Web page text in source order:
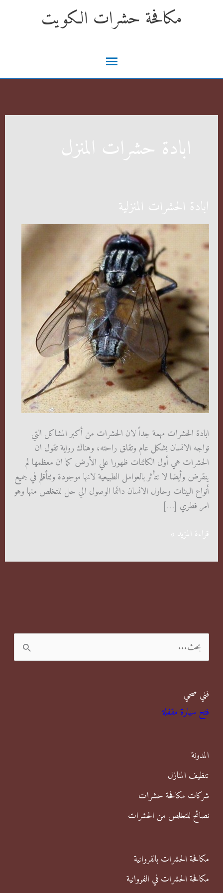
مكافحة حشرات الكويت
القائمة
الرئيسية
ابادة حشرات المنزل
ابادة الحشرات المنزلية
ابادة الحشرات مهمة جداً لان الحشرات من أكبر المشاكل التي
تواجه الانسان بشكل عام وتقلق راحته، وهناك رواية تقول ان
الحشرات هي أول الكائنات ظهورا علي الأرض كما ان معظمها لم
ينقرض وأيضا لا تتأثر بالعوامل الطبيعية لانها موجودة وتتأقلم في جميع
أنواع البيئات وحاول الانسان دائما الوصول الي حل للتخلص منها وهو
امر فطري […]
ابادة
المنزلية
قراءة المزيد »
ل
ح
ث
ن
فني صحي
فتح سيارة مقفلة
المدونة
تنظيف المنازل
شركات مكافحة حشرات
نصائح للتخلص من الحشرات
مكافحة الحشرات بالفروانية
مكافحة الحشرات في الفروانية